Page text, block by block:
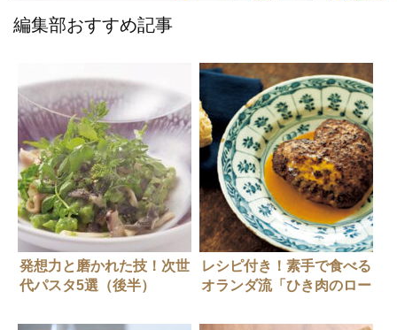
編集部おすすめ記事
発想力と磨かれた技！次世
代パスタ5選（後半）
レシピ付き！素手で食べる
オランダ流「ひき肉のロー